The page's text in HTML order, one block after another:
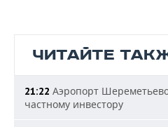
ЧИТАЙТЕ
21:22 Аэропорт
частному инвестору